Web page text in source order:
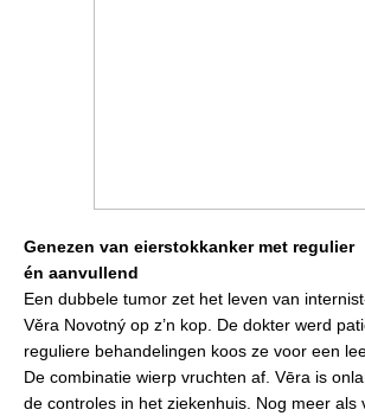
Genezen van eierstokkanker met regulier
én aanvullend
Een dubbele tumor zet het leven van
Věra Novotný op z’n kop. De dokter werd
reguliere behandelingen koos ze voor een
De combinatie wierp vruchten af. Vēra is
de controles in het ziekenhuis. Nog meer als